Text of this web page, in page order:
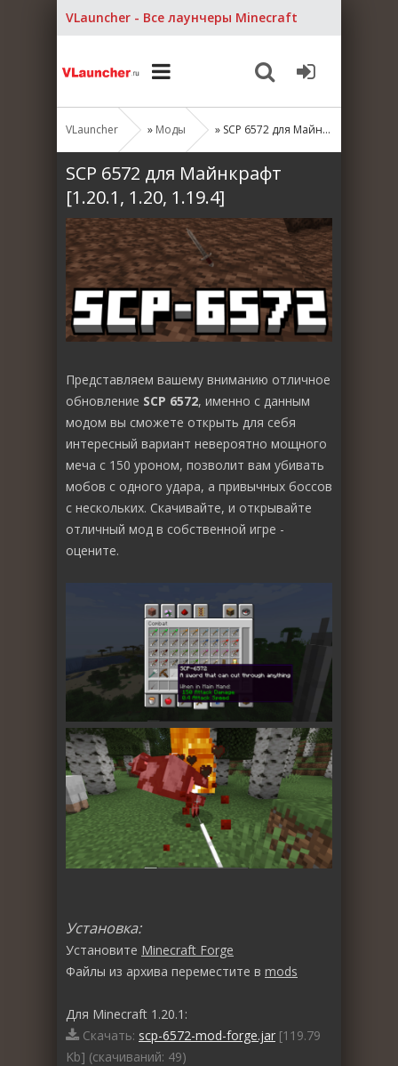
VLauncher - Все лаунчеры Minecraft
VLauncher » Моды » SCP 6572 для Майнкрафт [1.20.1, 1.20, 1.19.4]
SCP 6572 для Майнкрафт
[1.20.1, 1.20, 1.19.4]
Представляем вашему вниманию отличное
обновление SCP 6572, именно с данным
модом вы сможете открыть для себя
интересный вариант невероятно мощного
меча с 150 уроном, позволит вам убивать
мобов с одного удара, а привычных боссов
с нескольких. Скачивайте, и открывайте
отличный мод в собственной игре -
оцените.
Установка:
Установите Minecraft Forge
Файлы из архива переместите в mods
Для Minecraft 1.20.1:
Скачать: scp-6572-mod-forge.jar [119.79
Kb] (cкачиваний: 49)